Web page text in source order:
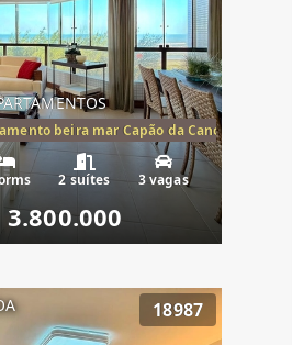
beira mar Capão da Canoa,
2 suítes 3 vagas
3.800.000
18987